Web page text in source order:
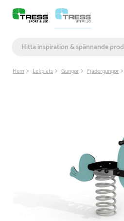
Hem Lekplats Gungor Fjädergungor